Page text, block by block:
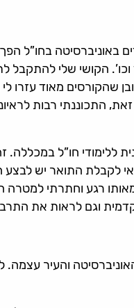
באוניברסיטה בחו”ל הפך
הקושי שלי להתקבל
שהקורסים מאוד עזרו לי
התכוננתי רבות
חו”ל במכללה.
לקבלת התואר יש
רגע וחתרתי למטרה
וגם לראות את
והעיר עצמה.